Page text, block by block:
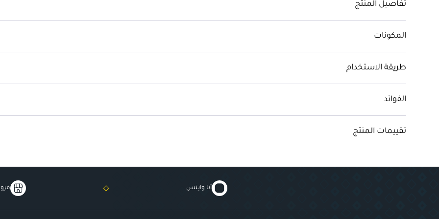
تفاصيل المنتج
المكونات
طريقة الاستخدام
الفوائد
تقييمات المنتج
أنا وايتس